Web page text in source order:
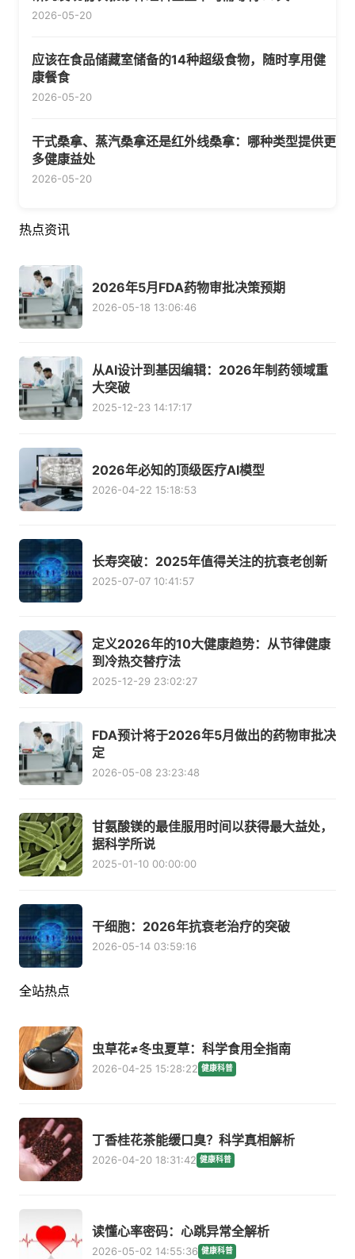
2026-05-20
应该在食品储藏室储备的14种超级食物，随时享用健
康餐食
2026-05-20
干式桑拿、蒸汽桑拿还是红外线桑拿：哪种类型提供更
多健康益处
2026-05-20
热点资讯
2026年5月FDA药物审批决策预期
2026-05-18 13:06:46
从AI设计到基因编辑：2026年制药领域重
大突破
2025-12-23 14:17:17
2026年必知的顶级医疗AI模型
2026-04-22 15:18:53
长寿突破：2025年值得关注的抗衰老创新
2025-07-07 10:41:57
定义2026年的10大健康趋势：从节律健康
到冷热交替疗法
2025-12-29 23:02:27
FDA预计将于2026年5月做出的药物审批决
定
2026-05-08 23:23:48
甘氨酸镁的最佳服用时间以获得最大益处，
据科学所说
2025-01-10 00:00:00
干细胞：2026年抗衰老治疗的突破
2026-05-14 03:59:16
全站热点
虫草花≠冬虫夏草：科学食用全指南
2026-04-25 15:28:22 健康科普
丁香桂花茶能缓口臭？科学真相解析
2026-04-20 18:31:42 健康科普
读懂心率密码：心跳异常全解析
2026-05-02 14:55:36 健康科普